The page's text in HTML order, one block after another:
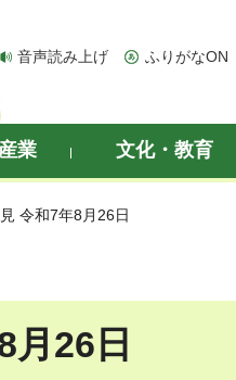
音声読み上げ ふりがなON
業 文化・教育
令和7年8月26日
月26日